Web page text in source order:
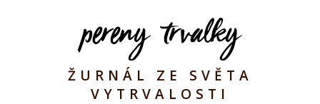
ŽURNÁL ZE SVĚTA
VYTRVALOSTI